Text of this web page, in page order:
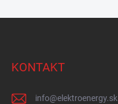
KONTAKT
info@elektroenergy.sk